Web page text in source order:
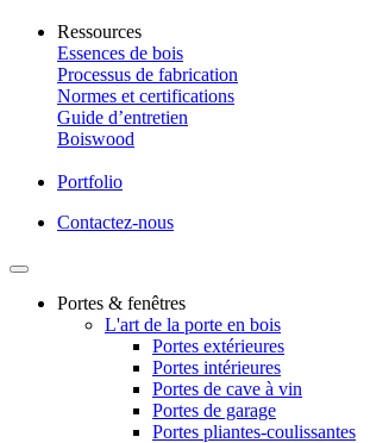
Ressources
Essences de bois
Processus de fabrication
Normes et certifications
Guide d’entretien
Boiswood
Portfolio
Contactez-nous
Portes & fenêtres
L'art de la porte en bois
Portes extérieures
Portes intérieures
Portes de cave à vin
Portes de garage
Portes pliantes-coulissantes